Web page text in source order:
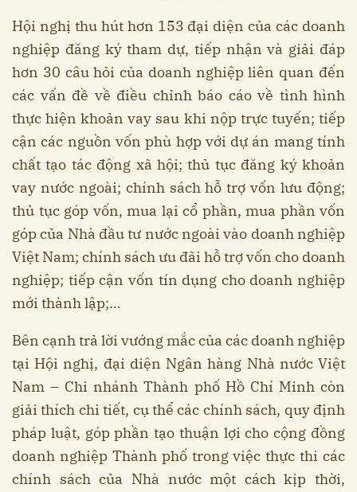
Hội nghị thu hút hơn 153 đại diện của các doanh
nghiệp đăng ký tham dự, tiếp nhận và giải đáp
hơn 30 câu hỏi của doanh nghiệp liên quan đến
các vấn đề về điều chỉnh báo cáo về tình hình
thực hiện khoản vay sau khi nộp trực tuyến; tiếp
cận các nguồn vốn phù hợp với dự án mang tính
chất tạo tác động xã hội; thủ tục đăng ký khoản
vay nước ngoài; chính sách hỗ trợ vốn lưu động;
thủ tục góp vốn, mua lại cổ phần, mua phần vốn
góp của Nhà đầu tư nước ngoài vào doanh nghiệp
Việt Nam; chính sách ưu đãi hỗ trợ vốn cho doanh
nghiệp; tiếp cận vốn tín dụng cho doanh nghiệp
mới thành lập;…
Bên cạnh trả lời vướng mắc của các doanh nghiệp
tại Hội nghị, đại diện Ngân hàng Nhà nước Việt
Nam – Chi nhánh Thành phố Hồ Chí Minh còn
giải thích chi tiết, cụ thể các chính sách, quy định
pháp luật, góp phần tạo thuận lợi cho cộng đồng
doanh nghiệp Thành phố trong việc thực thi các
chính sách của Nhà nước một cách kịp thời,